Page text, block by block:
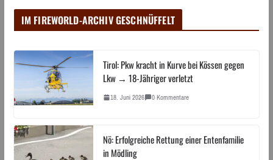
IM FIREWORLD-ARCHIV GESCHNÜFFELT
Tirol: Pkw kracht in Kurve bei Kössen gegen
Lkw → 18-Jähriger verletzt
18. Juni 2026 0 Kommentare
Nö: Erfolgreiche Rettung einer Entenfamilie
in Mödling